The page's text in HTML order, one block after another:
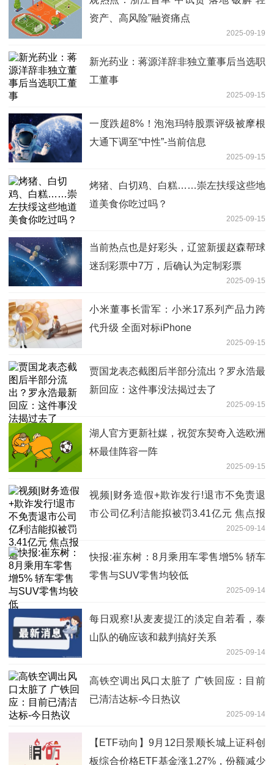
资产、高风险”融资痛点
2025-09-19
新光药业：蒋源洋辞非独立董事后当选职
工董事
2025-09-15
一度跌超8%！泡泡玛特股票评级被摩根
大通下调至“中性”-当前信息
2025-09-15
烤猪、白切鸡、白糕……崇左扶绥这些地
道美食你吃过吗？
2025-09-15
当前热点也是好彩头，辽篮新援赵森帮球
迷刮彩票中7万，后确认为定制彩票
2025-09-15
小米董事长雷军：小米17系列产品力跨
代升级 全面对标iPhone
2025-09-15
贾国龙表态截图后半部分流出？罗永浩最
新回应：这件事没法揭过去了
2025-09-15
湖人官方更新社媒，祝贺东契奇入选欧洲
杯最佳阵容一阵
2025-09-15
视频|财务造假+欺诈发行!退市不免责退
市公司亿利洁能拟被罚3.41亿元 焦点报
2025-09-14
快报:崔东树：8月乘用车零售增5% 轿车
零售与SUV零售均较低
2025-09-14
每日观察!从麦麦提江的淡定自若看，泰
山队的确应该和裁判搞好关系
2025-09-14
高铁空调出风口太脏了 广铁回应：目前
已清洁达标-今日热议
2025-09-14
【ETF动向】9月12日景顺长城上证科创
板综合价格ETF基金涨1.27%，份额减少